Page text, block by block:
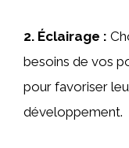
2. Éclairage :
besoins de vos
pour favoriser
développement.